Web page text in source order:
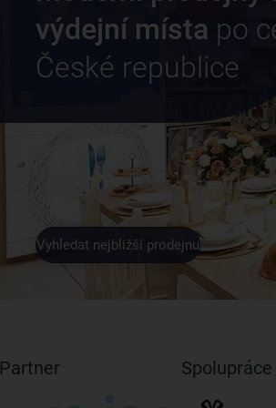
výdejní místa po
České republice
Vyhledat nejbližší prodejnu
Partner Spolupráce